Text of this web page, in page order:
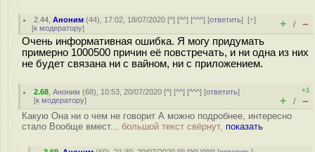
2.44 ,Аноним (44), 17:02, 18/07/2020 [^] [^^] [^^^] [ответить][↑]
[к модератору] + / –
Очень информативная ошибка. Я могу придумать
примерно 1000500 причин её повстречать, и ни одна из них
не будет связана ни с вайном, ни с приложением.
2.68 ,Аноним (68), 10:53, 20/07/2020 [^] [^^] [^^^] [ответить]
[к модератору]
+1
+ / –
Какую Она ни о чем не говорит А можно подробнее, интересно
стало Вообще вмест... большой текст свёрнут, показать